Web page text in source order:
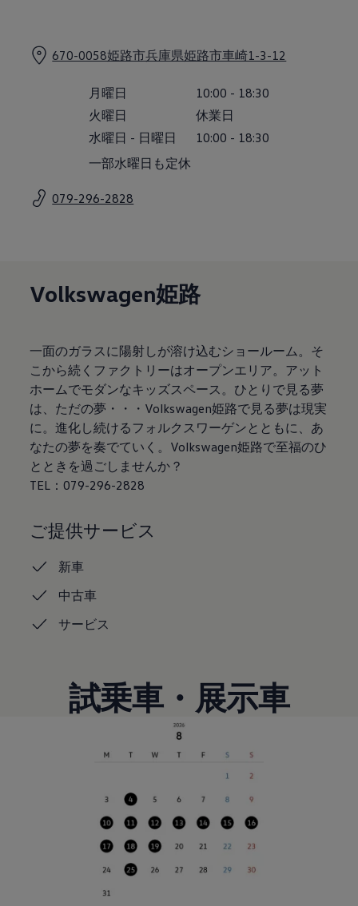
カスタマーポータル 登録・ログイン
Match Maker 登録・ログイン
補助金・エコカー優遇制度
ID.4
Golf
Golf Variant
ID. Buzz
サービスと純正部品
フォルクスワーゲン純正部品のメリット
路上故障に関するサポート
フォルクスワーゲンサービス
アクセサリー
Drive Recorder
お客様情報
リサイクルへの取組み
警告灯とインジケーターランプ
特定整備情報
ユーザーガイド
運転上の注意
自動車リサイクル法
ロイヤリティプログラム
安心プログラム
メンテナンスプログラム
カスタマーセンター
タイヤパンク補償
“Certified Pre-Owned”の品質とは
9つの約束
キャンペーン/ファイナンスプログラム
会社概要EN
採用情報
正規ディーラー地域別採用情報
倫理・リスク管理・コンプライアンス
2025
2022
2020
2019
2018
2017
2015
670-0058姫路市兵庫県姫路市車崎1-3-12
079-296-2828
月曜日 10:00 - 18:30
火曜日
休業日
水曜日 - 日曜日 10:00 - 18:30
一部水曜日も定休
Volkswagen姫路
一面のガラスに陽射しが溶け込むショールーム。そ
こから続くファクトリーはオープンエリア。アット
ホームでモダンなキッズスペース。ひとりで見る夢
は、ただの夢・・・Volkswagen姫路で見る夢は現実
に。進化し続けるフォルクスワーゲンとともに、あ
なたの夢を奏でていく。Volkswagen姫路で至福のひ
とときを過ごしませんか？
TEL：079-296-2828
ご提供サービス
新車
中古車
サービス
試乗車・展示車